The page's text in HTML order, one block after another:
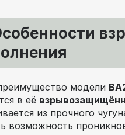
модели
в её
из прочного
возможность